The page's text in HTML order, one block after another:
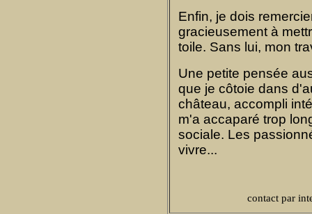
Enfin, je dois
gracieusement à
toile. Sans lui, mon
Une petite pensée
que je côtoie dans
château, accompli
m'a accaparé trop
sociale. Les
vivre...
contact par